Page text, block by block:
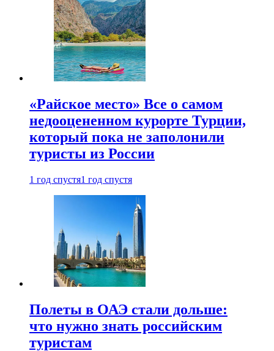
«Райское место» Все о самом
недооцененном курорте Турции,
который пока не заполонили
туристы из России
1 год спустя1 год спустя
Полеты в ОАЭ стали дольше:
что нужно знать российским
туристам